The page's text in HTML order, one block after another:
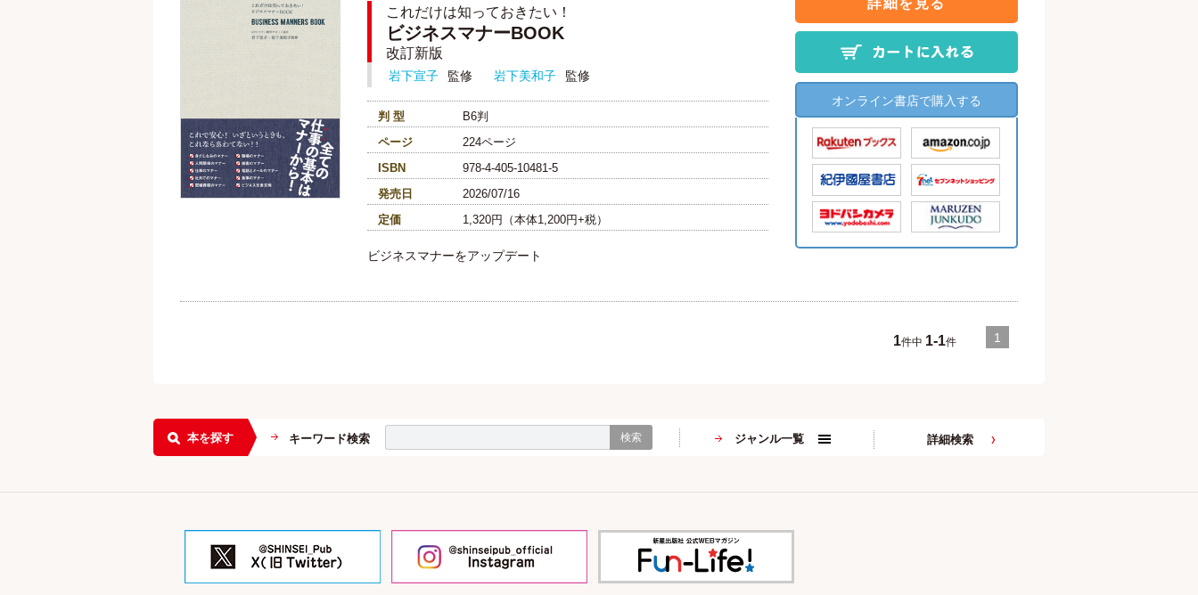
これだけは知っておきたい！
ビジネスマナーBOOK
改訂新版
岩下宣子 監修 岩下美和子 監修
判 型
B6判
ページ
224ページ
ISBN
978-4-405-10481-5
発売日
2026/07/16
定価
1,320円（本体1,200円+税）
ビジネスマナーをアップデート
オンライン書店で購入する
1件中 1-1件 1
本を探す キーワード検索 検索 ジャンル一覧 詳細検索